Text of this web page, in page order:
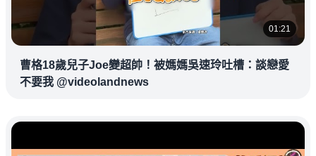
01:21
曹格18歲兒子Joe變超帥！被媽媽吳速玲吐槽：談戀愛
不要我 @videolandnews